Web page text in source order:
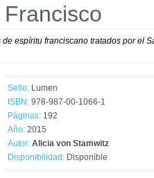
espíritu franciscano tratados por el
Sello: Lumen
ISBN: 978-987-00-1066-1
Páginas: 192
Año: 2015
Autor: Alicia von Stamwitz
Disponibilidad: Disponible